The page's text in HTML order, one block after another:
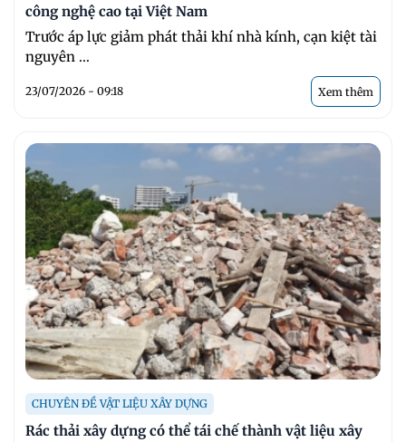
công nghệ cao tại Việt Nam
Trước áp lực giảm phát thải khí nhà kính, cạn kiệt tài
nguyên ...
23/07/2026 - 09:18 Xem thêm
CHUYÊN ĐỀ VẬT LIỆU XÂY DỰNG
Rác thải xây dựng có thể tái chế thành vật liệu xây